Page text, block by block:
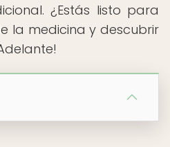
¿Estás listo para
la medicina y descubrir